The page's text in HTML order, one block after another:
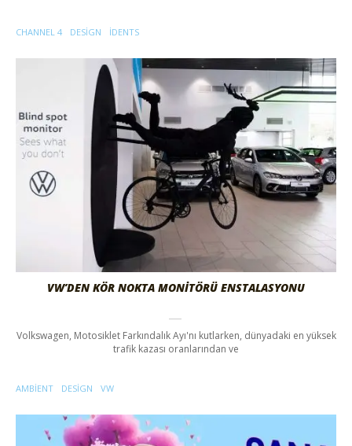
CHANNEL 4 DESIGN IDENTS
VW’DEN KÖR NOKTA MONITÖRÜ ENSTALASYONU
Volkswagen, Motosiklet Farkındalık Ayı'nı kutlarken, dünyadaki en yüksek
trafik kazası oranlarından ve
AMBIENT DESIGN VW